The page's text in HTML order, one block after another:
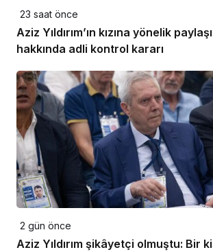
23 saat önce
Aziz Yıldırım’ın kızına yönelik
hakkında adli kontrol kararı
2 gün önce
Aziz Yıldırım şikâyetçi olmuştu: Bir